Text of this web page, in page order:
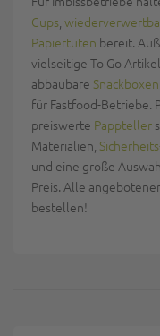
Cups,
Papiertüten bereit.
vielseitige To Go
abbaubare Snackboxen
für Fastfood-Betriebe.
preiswerte Pappteller
Materialien,
und eine große
Preis. Alle
bestellen!